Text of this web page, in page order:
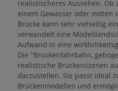
realistischeres Aussehen. Ob
einem Gewässer oder mitten
Brücke kann sehr vielseitig
verwandelt eine
Aufwand in eine
Die "Brückenfahrbahn,
realistische Brückenszenen
darzustellen. Sie passt ideal
Brückenmodellen und